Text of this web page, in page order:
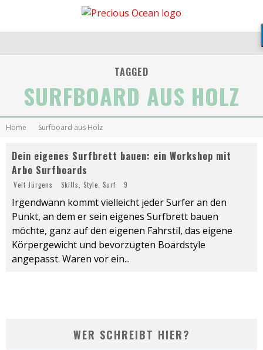
TAGGED
SURFBOARD AUS HOLZ
Home Surfboard aus Holz
Dein eigenes Surfbrett bauen: ein Workshop mit
Arbo Surfboards
Veit Jürgens Skills Style Surf 9
Irgendwann kommt vielleicht jeder Surfer an den
Punkt, an dem er sein eigenes Surfbrett bauen
möchte, ganz auf den eigenen Fahrstil, das eigene
Körpergewicht und bevorzugten Boardstyle
angepasst. Waren vor ein...
WER SCHREIBT HIER?